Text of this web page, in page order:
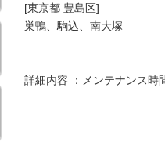
[東京都 豊島区]
巣鴨、駒込、南大塚
詳細内容 ：メンテナンス時